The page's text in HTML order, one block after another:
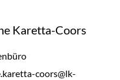
Karetta-Coors
coors@lk-